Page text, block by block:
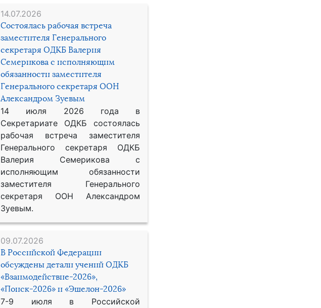
14.07.2026
Состоялась рабочая встреча
заместителя Генерального
секретаря ОДКБ Валерия
Семерикова с исполняющим
обязанности заместителя
Генерального секретаря ООН
Александром Зуевым
14 июля 2026 года в
Секретариате ОДКБ состоялась
рабочая встреча заместителя
Генерального секретаря ОДКБ
Валерия Семерикова с
исполняющим обязанности
заместителя Генерального
секретаря ООН Александром
Зуевым.
09.07.2026
В Российской Федерации
обсуждены детали учений ОДКБ
«Взаимодействие-2026»,
«Поиск-2026» и «Эшелон-2026»
7-9 июля в Российской